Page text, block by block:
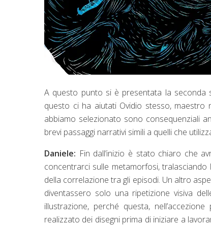
A questo punto si è presentata la seconda
questo ci ha aiutati Ovidio stesso,
abbiamo selezionato sono consequenziali
brevi passaggi narrativi simili a quelli che
Daniele: Fin dall’inizio è stato chiaro che
concentrarci sulle metamorfosi,
della correlazione tra gli episodi. Un altro
diventassero solo una ripetizione visiva
illustrazione, perché questa,
realizzato dei disegni prima di iniziare a